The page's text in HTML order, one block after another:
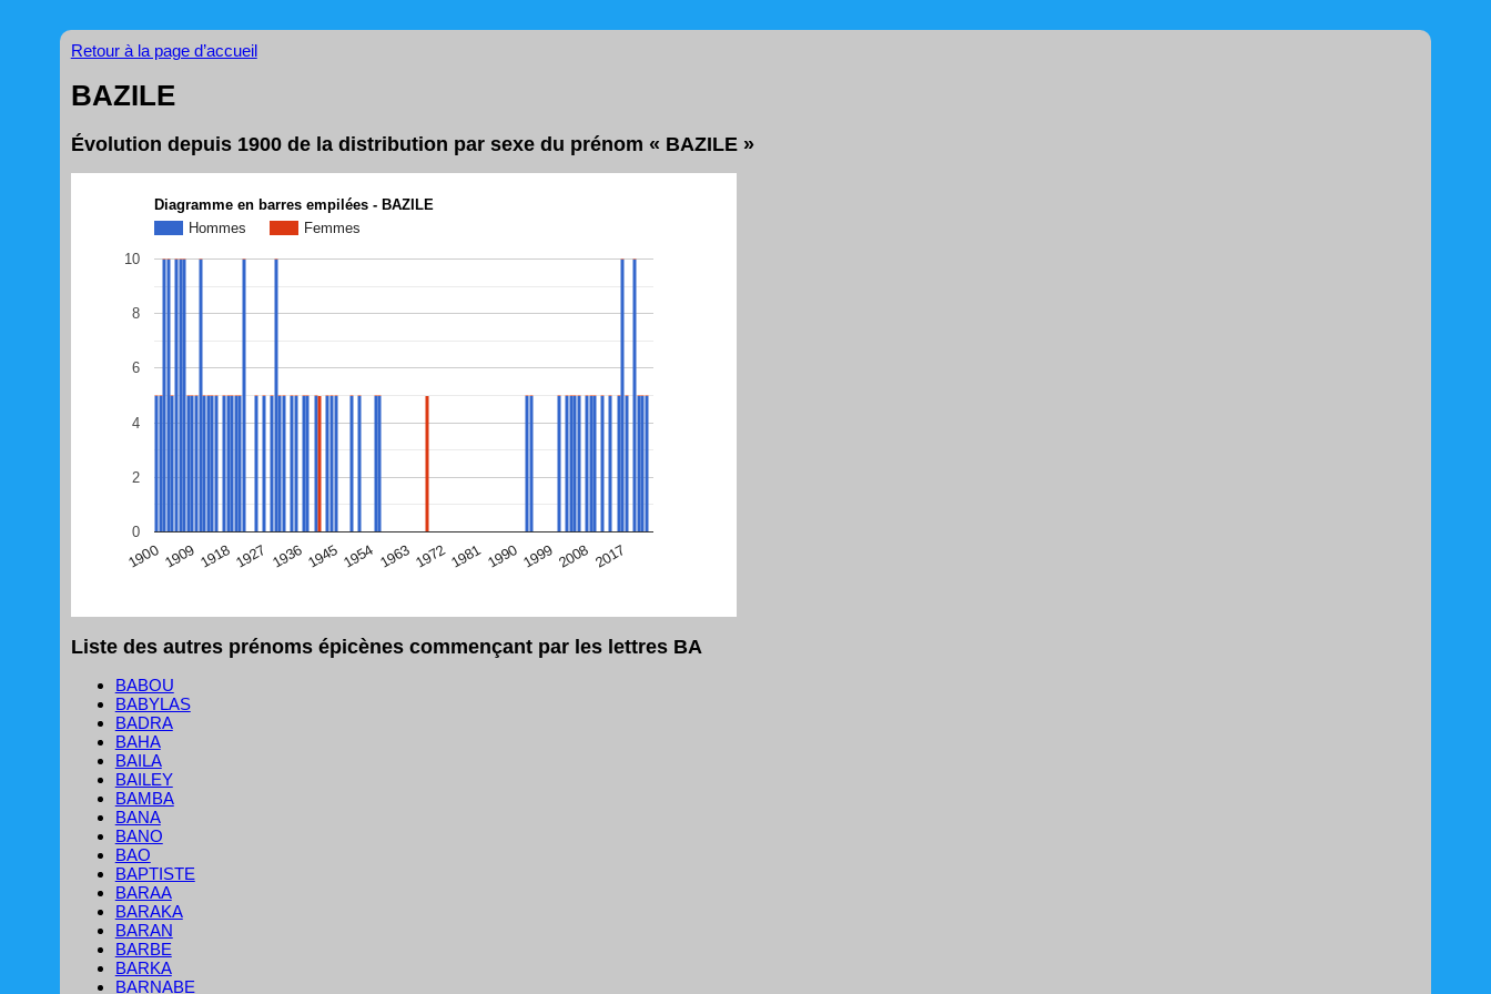
Retour à la page d’accueil
BAZILE
Évolution depuis 1900 de la distribution par sexe du prénom « BAZILE »
Diagramme en barres empilées - BAZILE
Hommes
Femmes
1900 1909 1918 1927 1936 1945 1954 1963 19721981 1990 1999 2008 2017
0
2
4
6
8
10
Liste des autres prénoms épicènes commençant par les lettres BA
BABOU
BABYLAS
BADRA
BAHA
BAILA
BAILEY
BAMBA
BANA
BANO
BAO
BAPTISTE
BARAA
BARAKA
BARAN
BARBE
BARKA
BARNABE